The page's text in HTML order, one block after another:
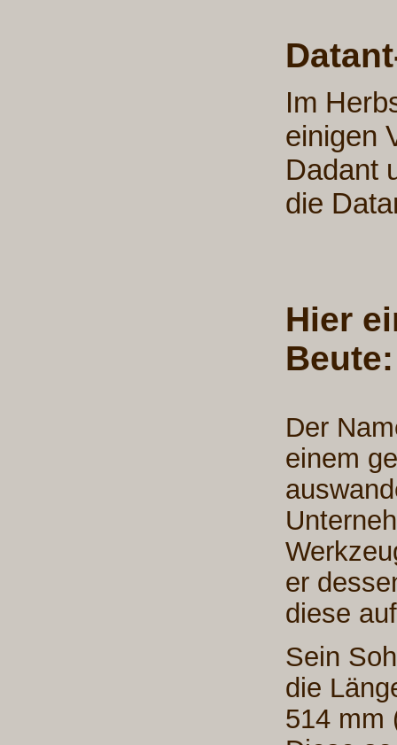
Im
einigen
Dadant
die
Hier
Beute:
Der
einem
er
diese
Sein
die
514 mm